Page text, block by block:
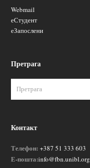
Webmail
еСтудент
еЗапослени
Претрага
Контакт
Телефон: +387 51 333 603
Е-пошта:info@fbn.unibl.org